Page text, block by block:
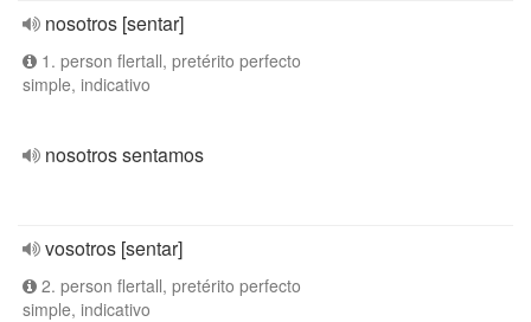
nosotros [sentar]
1. person flertall, pretérito perfecto
simple, indicativo
nosotros sentamos
vosotros [sentar]
2. person flertall, pretérito perfecto
simple, indicativo